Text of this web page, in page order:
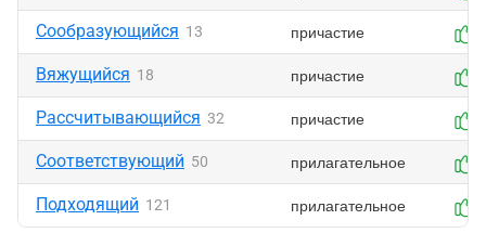
Сообразующийся 13 причастие
Вяжущийся 18 причастие
Рассчитывающийся 32 причастие
Соответствующий 50 прилагательное
Подходящий 121 прилагательное